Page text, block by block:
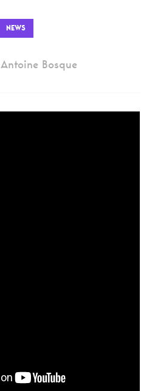
NEWS
Antoine Bosque